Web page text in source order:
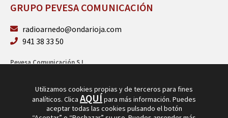
GRUPO PEVESA COMUNICACIÓN
radioarnedo@ondarioja.com
941 38 33 50
Pevesa Comunicación S.L.
Utilizamos cookies propias y de terceros para fines
analíticos. Clica AQUÍpara más información. Puedes
aceptar todas las cookies pulsando el botón